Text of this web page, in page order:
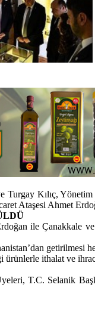
Turgay Kılıç,
Ataşesi Ahmet
ile Çanakkale ve
getirilmesi
ürünlerle ithalat ve
T.C. Selanik